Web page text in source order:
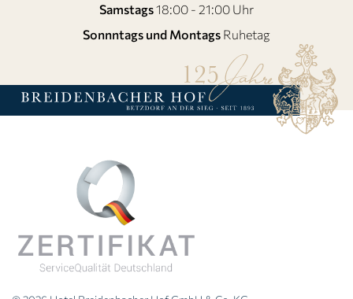
Samstags18:00 - 21:00 Uhr
Sonnntags und Montags Ruhetag